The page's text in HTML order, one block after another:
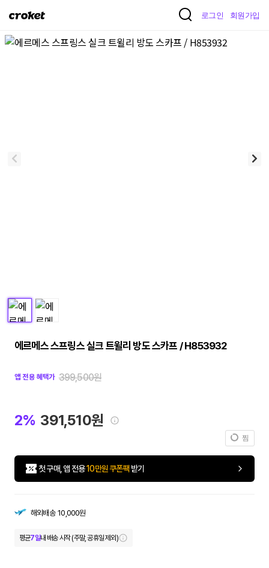
크
켓
로그인 회원가입
에르메스 스프링스 실크 트윌리 방도 스카프 / H853932
앱 전용 혜택가 399,500원
2% 391,510원
찜
첫 구매, 앱 전용10만원 쿠폰팩 받기
해외배송 10,000원
평균7일내 배송 시작 (주말, 공휴일 제외)